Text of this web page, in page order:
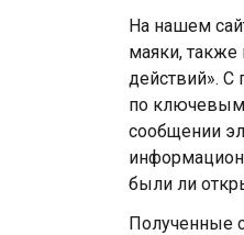
На нашем
маяки,
действий».
по ключевым
сообщении
были ли
Полученные